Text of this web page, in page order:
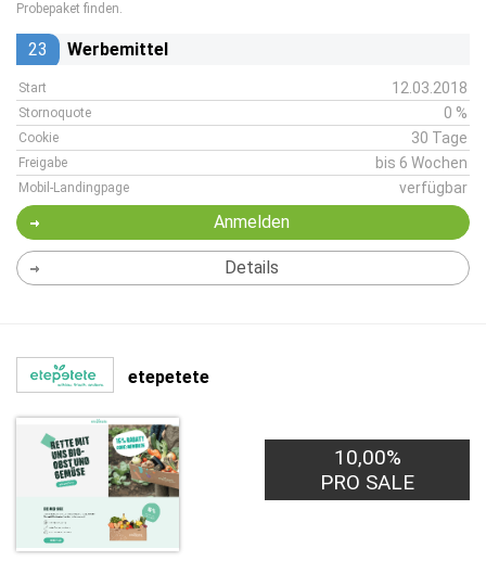
Probepaket finden.
23 Werbemittel
Start 12.03.2018
Stornoquote 0 %
Cookie 30 Tage
Freigabe bis 6 Wochen
Mobil-Landingpage verfügbar
Anmelden
Details
etepetete
10,00%
PRO SALE